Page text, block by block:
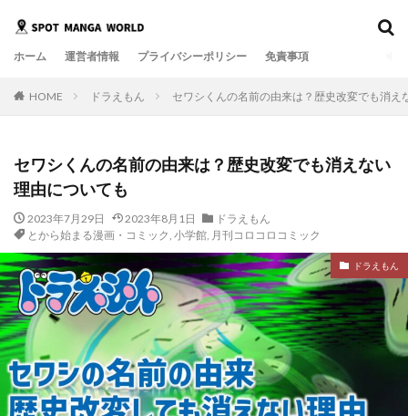
ホーム 運営者情報 プライバシーポリシー 免責事項
HOME ドラえもん セワシくんの名前の由来は？歴史改変でも消え
セワシくんの名前の由来は？歴史改変でも消えない
理由についても
2023年7月29日 2023年8月1日
ドラえもん
とから始まる漫画・コミック, 小学館, 月刊コロコロコミック
ドラえもん